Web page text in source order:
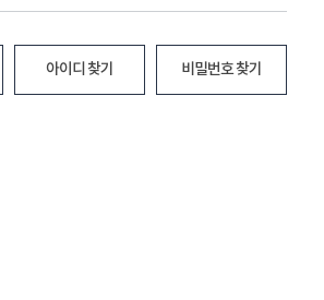
아이디 찾기 비밀번호 찾기